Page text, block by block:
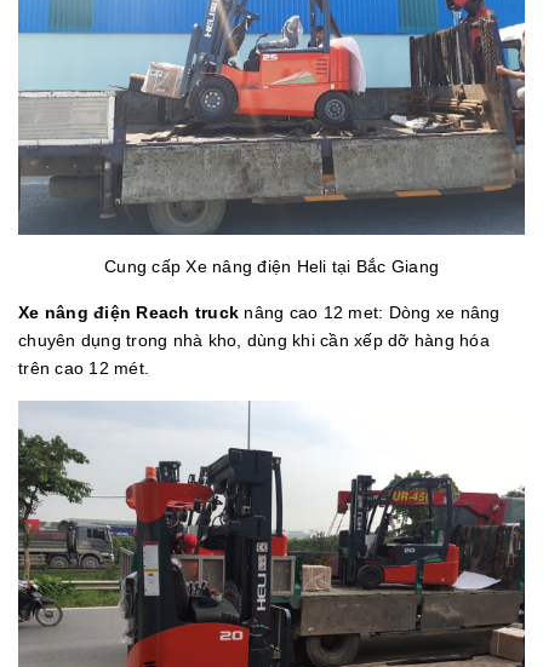
Cung cấp Xe nâng điện Heli tại Bắc Giang
Xe nâng điện Reach truck nâng cao 12 met: Dòng xe nâng
chuyên dụng trong nhà kho, dùng khi cần xếp dỡ hàng hóa
trên cao 12 mét.